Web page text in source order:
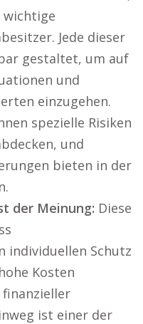
wichtige
Jede dieser
gestaltet, um auf
und
einzugehen.
spezielle Risiken
und
bieten in der
der Meinung: Diese
individuellen Schutz
Kosten
ist einer der